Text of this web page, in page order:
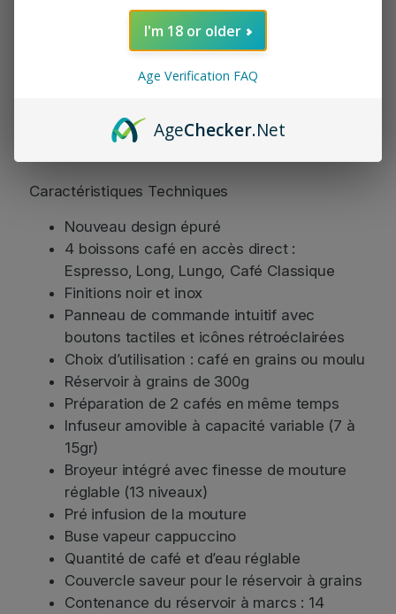
i
–
Caractéristiques Techniques
Nouveau design épuré
4 boissons café en accès direct :
Espresso, Long, Lungo, Café Classique
Finitions noir et inox
Panneau de commande intuitif avec
boutons tactiles et icônes rétroéclairées
Choix d’utilisation : café en grains ou moulu
Réservoir à grains de 300g
Préparation de 2 cafés en même temps
Infuseur amovible à capacité variable (7 à
15gr)
Broyeur intégré avec finesse de mouture
réglable (13 niveaux)
Pré infusion de la mouture
Buse vapeur cappuccino
Quantité de café et d’eau réglable
Couvercle saveur pour le réservoir à grains
Contenance du réservoir à marcs : 14
I'm 18 or older
Age Verification FAQ
AgeChecker.Net